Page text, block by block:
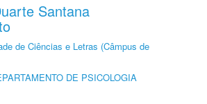
Santana
de Ciências e Letras (Câmpus de
DE PSICOLOGIA